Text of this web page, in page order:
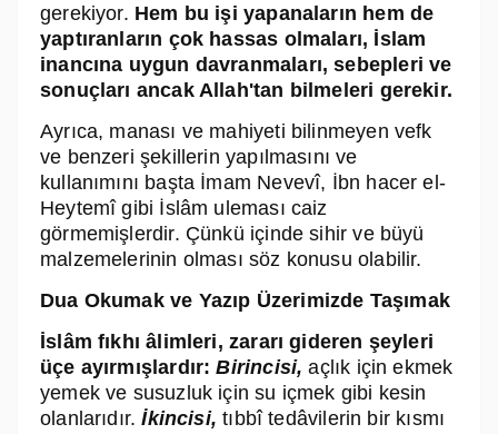
gerekiyor. Hem bu işi yapanaların hem de
yaptıranların çok hassas olmaları, İslam
inancına uygun davranmaları, sebepleri ve
sonuçları ancak Allah'tan bilmeleri gerekir.
Ayrıca, manası ve mahiyeti bilinmeyen vefk
ve benzeri şekillerin yapılmasını ve
kullanımını başta İmam Nevevî, İbn hacer el-
Heytemî gibi İslâm uleması caiz
görmemişlerdir. Çünkü içinde sihir ve büyü
malzemelerinin olması söz konusu olabilir.
Dua Okumak ve Yazıp Üzerimizde Taşımak
İslâm fıkhı âlimleri, zararı gideren şeyleri
üçe ayırmışlardır: Birincisi, açlık için ekmek
yemek ve susuzluk için su içmek gibi kesin
olanlarıdır. İkincisi, tıbbî tedâvilerin bir kısmı